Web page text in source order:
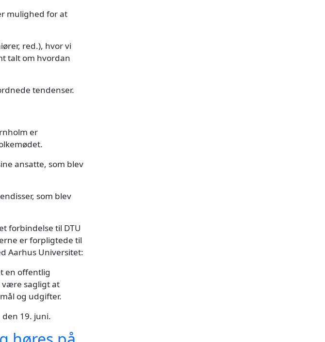
mulighed for at
red.), hvor vi
talt om hvordan
tendenser.
er
ansatte, som blev
som blev
forbindelse til DTU
er forpligtede til
Aarhus Universitet:
en offentlig
sagligt at
og udgifter.
19. juni.